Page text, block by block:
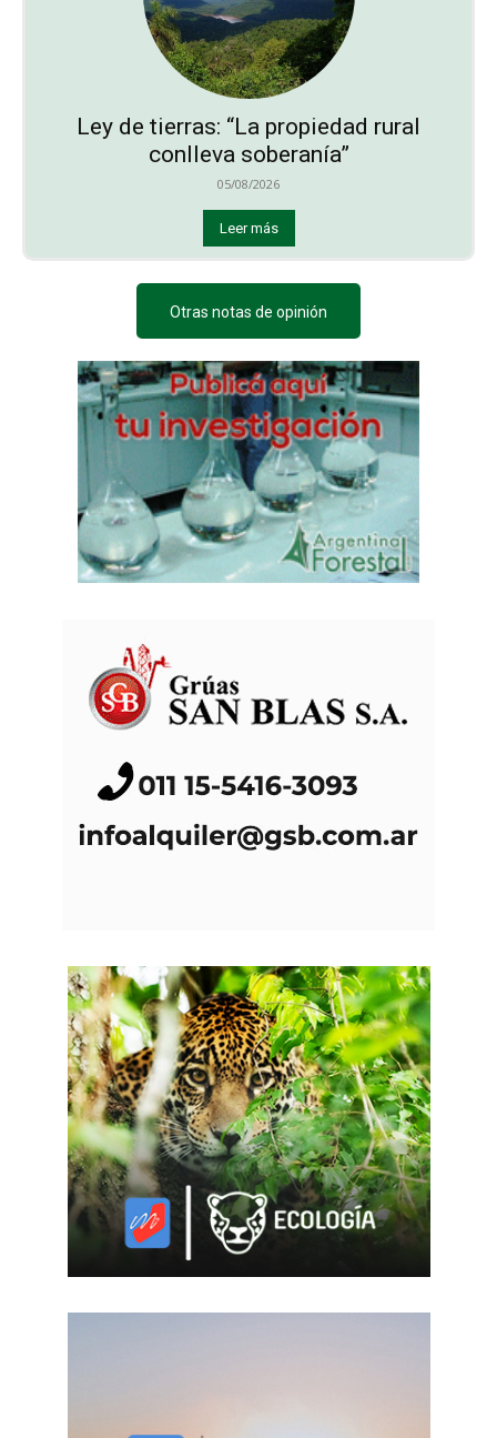
Ley de tierras: “La propiedad rural
conlleva soberanía”
05/08/2026
Leer más
Otras notas de opinión